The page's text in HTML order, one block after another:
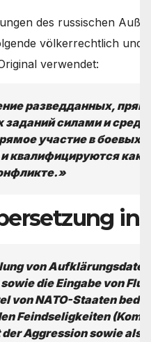
des russischen
völkerrechtlich und
verwendet:
разведданных,
заданий силами и
участие в боевых
квалифицируются как
von
die Eingabe von
von NATO-Staaten
Feindseligkeiten
Aggression sowie als